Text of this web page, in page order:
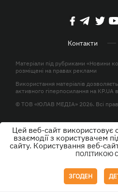
Контакти
Матеріали під рубриками «Новини
розміщені на правах реклами
Використання матеріалів
активного гіперпосилання на KP.UA
© ТОВ «ЮЛАВ МЕДІА» 2026. Всі
Дизайн
Цей веб-сайт
взаємодії з користувачем
сайту. Користування веб-
ПОЛІТИКОЮ
ЗГОДЕН